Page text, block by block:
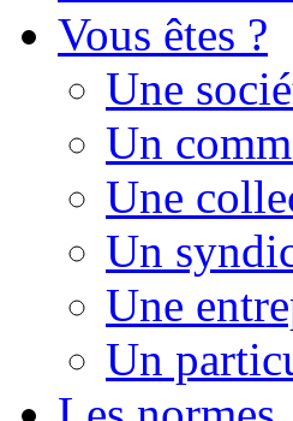
Vous êtes ?
Une
Un
Une
Un
Une
Un